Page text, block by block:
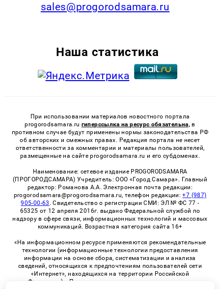
sales@progorodsamara.ru
Наша статистика
При использовании материалов новостного портала
progorodsamara.ru гиперссылка на ресурс обязательна, в
противном случае будут применены нормы законодательства РФ
об авторских и смежных правах. Редакция портала не несет
ответственности за комментарии и материалы пользователей,
размещенные на сайте progorodsamara.ru и его субдоменах.
Наименование: сетевое издание PROGORODSAMARA
(ПРОГОРОДСАМАРА) Учредитель: ООО «Город Самара». Главный
редактор: Романова А.А. Электронная почта редакции:
progorodsamara@progorodsamara.ru, телефон редакции:+7 (987)
905-00-63 . Свидетельство о регистрации СМИ: ЭЛ № ФС 77 -
65325 от 12 апреля 2016г. выдано Федеральной службой по
надзору в сфере связи, информационных технологий и массовых
коммуникаций. Возрастная категория сайта 16+
«На информационном ресурсе применяются рекомендательные
технологии (информационные технологии предоставления
информации на основе сбора, систематизации и анализа
сведений, относящихся к предпочтениям пользователей сети
«Интернет», находящихся на территории Российской
Федерации)». Правила применения рекомендательных